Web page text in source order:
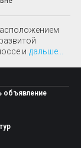
и дальше
объявление